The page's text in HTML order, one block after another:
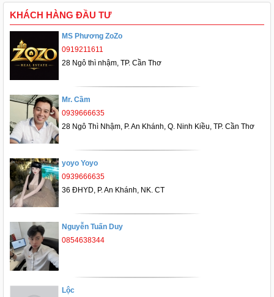
KHÁCH HÀNG ĐẦU TƯ
MS Phương ZoZo
0919211611
28 Ngô thì nhậm, TP. Cần Thơ
Mr. Cầm
0939666635
28 Ngô Thì Nhậm, P. An Khánh, Q. Ninh Kiều, TP. Cần Thơ
yoyo Yoyo
0939666635
36 ĐHYD, P. An Khánh, NK. CT
Nguyễn Tuấn Duy
0854638344
Lộc